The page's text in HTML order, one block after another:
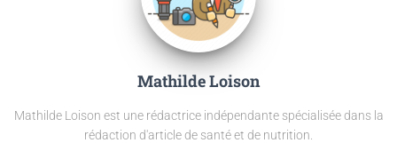
Mathilde Loison
Mathilde Loison est une rédactrice indépendante spécialisée dans la
rédaction d'article de santé et de nutrition.